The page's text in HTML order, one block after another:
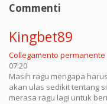
Commenti
Kingbet89
Collegamento permanente
07:20
Masih ragu mengapa
akan ulas sedikit tentang
merasa ragu lagi untuk